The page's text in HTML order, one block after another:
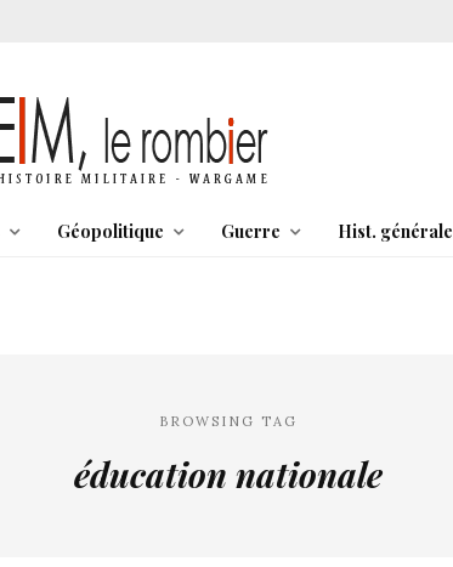
Géopolitique Guerre Hist. générale
BROWSING TAG
éducation nationale